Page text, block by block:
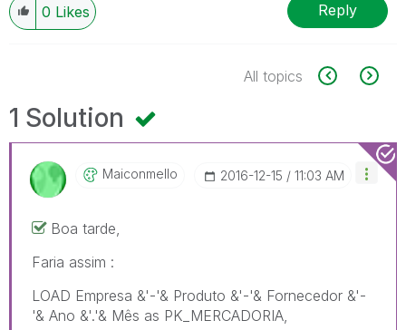
0 Likes Reply
All topics
1 Solution
Maiconmello ‎2016-12-15 11:03 AM
Boa tarde,
Faria assim :
LOAD Empresa &'-'& Produto &'-'& Fornecedor &'-
'& Ano &'.'& Mês as PK_MERCADORIA,